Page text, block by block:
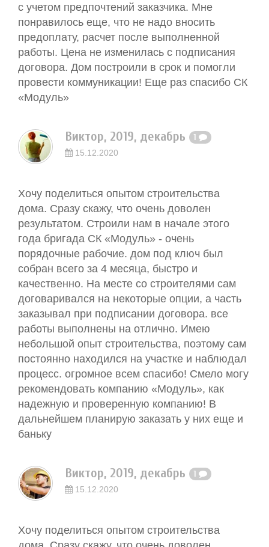
с учетом предпочтений заказчика. Мне
понравилось еще, что не надо вносить
предоплату, расчет после выполненной
работы. Цена не изменилась с подписания
договора. Дом построили в срок и помогли
провести коммуникации! Еще раз спасибо СК
«Модуль»
Виктор, 2019, декабрь 1
15.12.2020
Хочу поделиться опытом строительства
дома. Сразу скажу, что очень доволен
результатом. Строили нам в начале этого
года бригада СК «Модуль» - очень
порядочные рабочие. дом под ключ был
собран всего за 4 месяца, быстро и
качественно. На месте со строителями сам
договаривался на некоторые опции, а часть
заказывал при подписании договора. все
работы выполнены на отлично. Имею
небольшой опыт строительства, поэтому сам
постоянно находился на участке и наблюдал
процесс. огромное всем спасибо! Смело могу
рекомендовать компанию «Модуль», как
надежную и проверенную компанию! В
дальнейшем планирую заказать у них еще и
баньку
Виктор, 2019, декабрь 1
15.12.2020
Хочу поделиться опытом строительства